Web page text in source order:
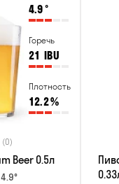
4.9°
Горечь
21 IBU
Плотность
12.2%
(0)
Beer 0.5л